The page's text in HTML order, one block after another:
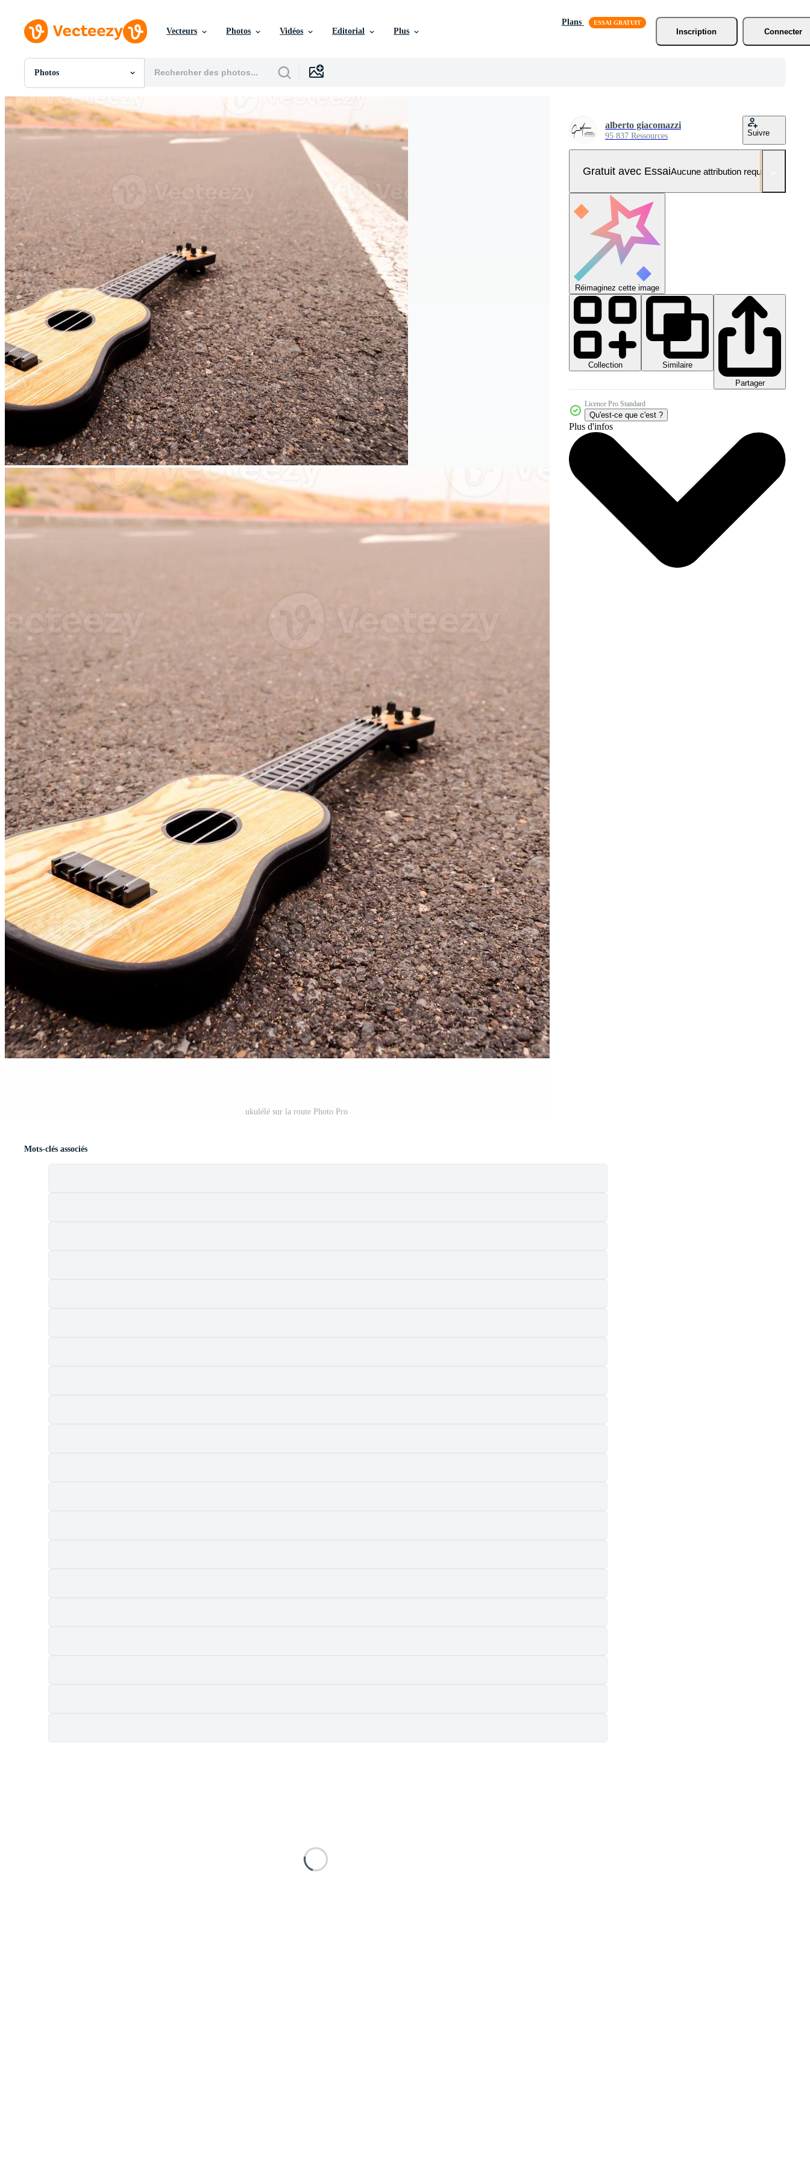
Vecteurs Photos Vidéos Editorial Plus
Plans
Inscription
Connecter
Photos
Toutes Images
Photos
PNGs
PSDs
Images Éditoriales
Événements Éditoriaux
ukulélé sur la route Photo Pro
alberto giacomazzi
95 837 Ressources Suivre
Gratuit avec EssaiAucune attribution requise
Réimaginez cette image
Collection
Similaire
Partager
Licence Pro Standard
Qu'est-ce que c'est ?
Plus d'infos
Mots-clés associés